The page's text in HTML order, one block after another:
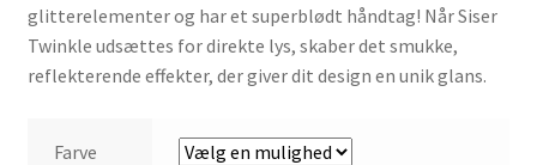
glitterelementer og har et superblødt håndtag! Når Siser
Twinkle udsættes for direkte lys, skaber det smukke,
reflekterende effekter, der giver dit design en unik glans.
Farve